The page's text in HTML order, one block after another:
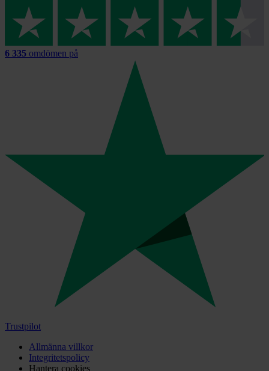
6 335 omdömen på
Trustpilot
Allmänna villkor
Integritetspolicy
Hantera cookies